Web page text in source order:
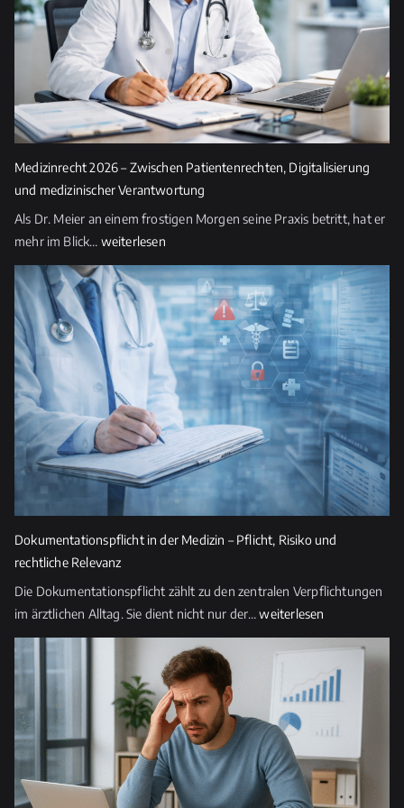
e
d
s
e
F
e
l
d
l
e
e
r.
Medizinrecht 2026 – Zwischen Patientenrechten, Digitalisierung
und medizinischer Verantwortung
Als Dr. Meier an einem frostigen Morgen seine Praxis betritt, hat er
mehr im Blick… Medizinrecht
2026
–
Zwischen
Patientenrechten,
Digitalisierung
und
medizinischer
Verantwortung
weiterlesen
Dokumentationspflicht in der Medizin – Pflicht, Risiko und
rechtliche Relevanz
Die Dokumentationspflicht zählt zu den zentralen Verpflichtungen
im ärztlichen Alltag. Sie dient nicht nur der…Dokumentationspflicht
in
der
Pflicht,
Risiko
und
rechtliche
weiterlesen